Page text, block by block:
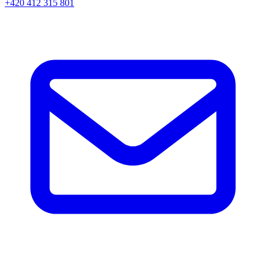
+420 412 315 801